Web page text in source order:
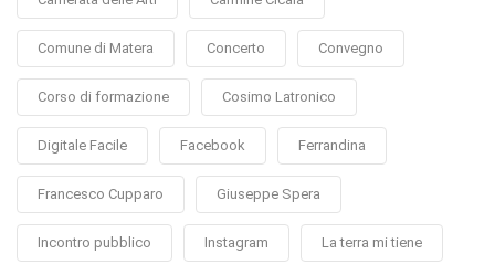
Comune di Matera Concerto Convegno
Corso di formazione Cosimo Latronico
Digitale Facile Facebook Ferrandina
Francesco Cupparo Giuseppe Spera
Incontro pubblico Instagram La terra mi tiene